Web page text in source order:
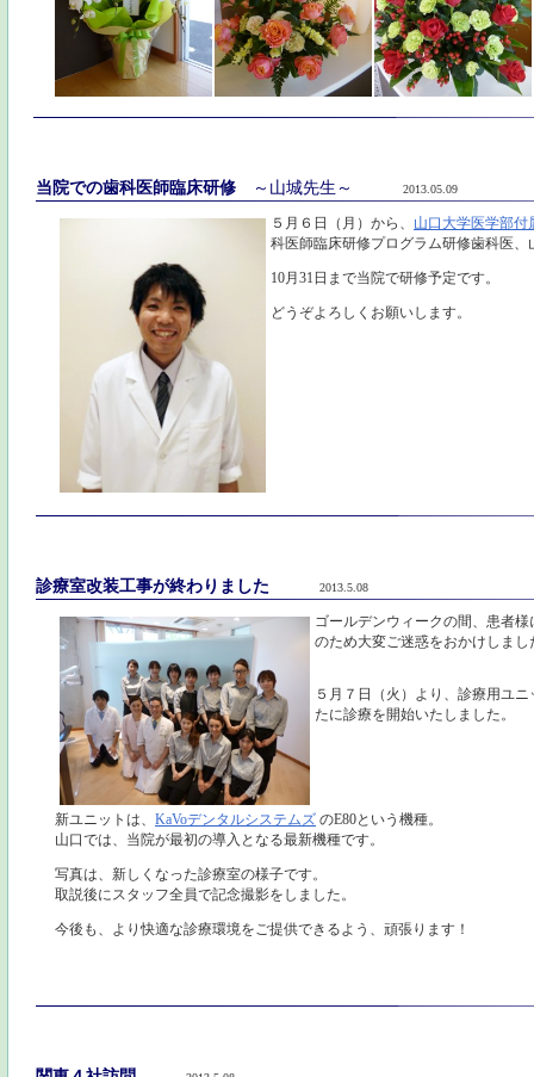
当院での歯科医師臨床研修 ～山城先生～ 2013.05.09
５月６日（月）から、 山口大学医学部付
科医師臨床研修プログラム研修歯科医
10月31日まで当院で研修予定です。
どうぞよろしくお願いします。
診療室改装工事が終わりました 2013.5.08
ゴールデンウィークの間、患者様
のため大変ご迷惑をおかけしまし
５月７日（火）より、診療用ユニ
たに診療を開始いたしました。
新ユニットは、 KaVoデンタルシステムズ のE80という機種。
山口では、当院が最初の導入となる最新機種です。
写真は、新しくなった診療室の様子です。
取説後にスタッフ全員で記念撮影をしました。
今後も、より快適な診療環境をご提供できるよう、頑張ります！